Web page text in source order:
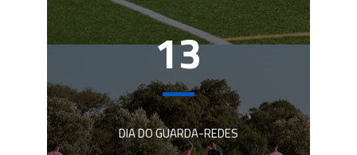
13
DIA DO GUARDA-REDES